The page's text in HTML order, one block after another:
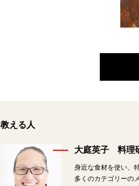
教える人
大庭英子 料理
身近な食材を使い、
多くのカテゴリーの